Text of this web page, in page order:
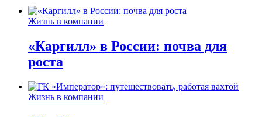
Жизнь в компании
«Каргилл» в России: почва для
роста
Жизнь в компании